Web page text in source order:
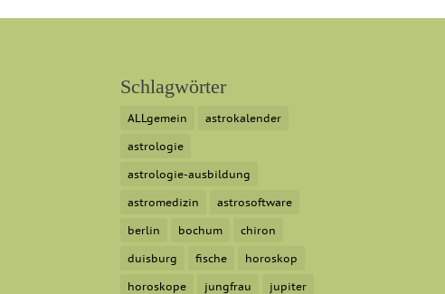
Schlagwörter
ALLgemein astrokalender
astrologie
astrologie-ausbildung
astromedizin astrosoftware
berlin bochum chiron
duisburg fische horoskop
horoskope jungfrau jupiter